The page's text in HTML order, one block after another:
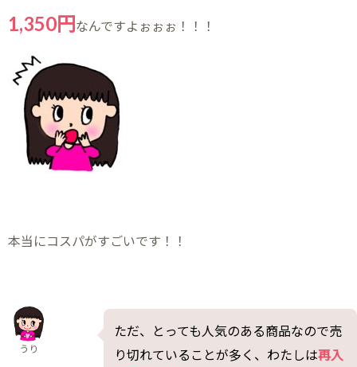
1,350円なんですよぉぉぉ！！！
本当にコスパがすごいです！！
ただ、とっても人気のある商品なので売
り切れていることが多く、わたしは再入
うり